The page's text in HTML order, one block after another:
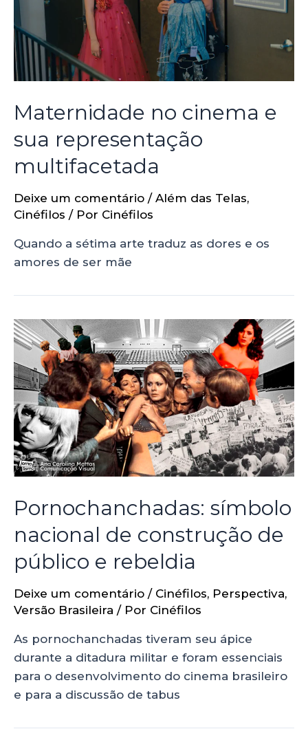
Maternidade no cinema e
sua representação
multifacetada
Deixe um comentário / Além das Telas,
Cinéfilos / Por Cinéfilos
Quando a sétima arte traduz as dores e os
amores de ser mãe
Pornochanchadas: símbolo
nacional de construção de
público e rebeldia
Deixe um comentário / Cinéfilos, Perspectiva,
Versão Brasileira / Por Cinéfilos
As pornochanchadas tiveram seu ápice
durante a ditadura militar e foram essenciais
para o desenvolvimento do cinema brasileiro
e para a discussão de tabus